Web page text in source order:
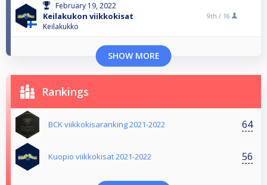
February 19, 2022
Keilakukon viikkokisat
Keilakukko
9th / 16
SHOW MORE
Rankings
BCK viikkokisaranking 2021-2022 64
Kuopio viikkokisat 2021-2022 56